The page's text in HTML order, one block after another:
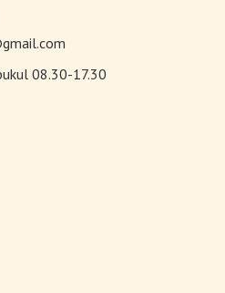
kini hadir di
ibon 7-ELEVEN di
08.30-17.30